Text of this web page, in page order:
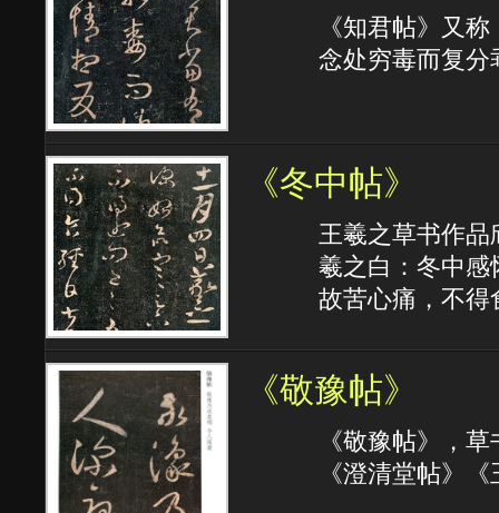
《知君帖》又
念处穷毒而复分
《冬中帖》
王羲之草书作品
羲之白：冬中
故苦心痛，不得
《敬豫帖》
《敬豫帖》，
《澄清堂帖》